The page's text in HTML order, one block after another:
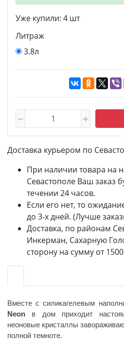
Уже купили: 4 шт
Литраж
3.8л
Доставка курьером по
При наличии товара на
Севастополе Ваш заказ
течении 24 часов.
Если его нет, то
до 3-х дней. (Лучше
Доставка, по районам
Инкерман, Сахарную
сторону на сумму от
Вместе с силикагелевым
Neon в дом приходит
неоновые кристаллы
полной темноте.